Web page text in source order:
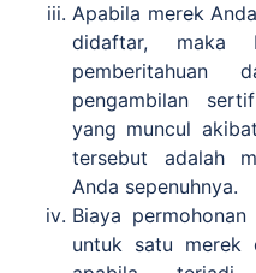
Apabila merek
didaftar, maka
pengambilan
yang muncul
tersebut adalah
Anda sepenuhnya.
Biaya
untuk satu merek